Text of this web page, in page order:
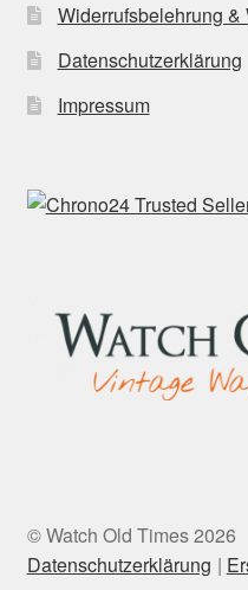
Widerrufsbelehrung &
Datenschutzerklärung
Impressum
© Watch Old Times 2026
Datenschutzerklärung